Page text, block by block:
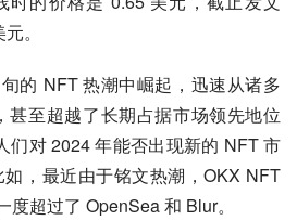
。
的 NFT 热潮中崛起，迅速从诸多
甚至超越了长期占据市场领先地位
们对 2024 年能否出现新的 NFT 市
，最近由于铭文热潮，OKX NFT
超过了 OpenSea 和 Blur。